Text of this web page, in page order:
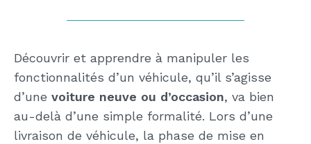
Découvrir et apprendre à manipuler les
fonctionnalités d’un véhicule, qu’il s’agisse
d’une voiture neuve ou d’occasion, va bien
au-delà d’une simple formalité. Lors d’une
livraison de véhicule, la phase de mise en